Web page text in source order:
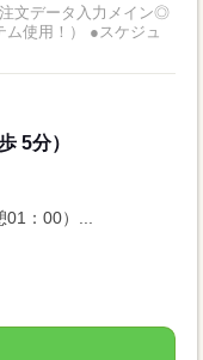
文データ入力メイン◎
5分）
01：00）...